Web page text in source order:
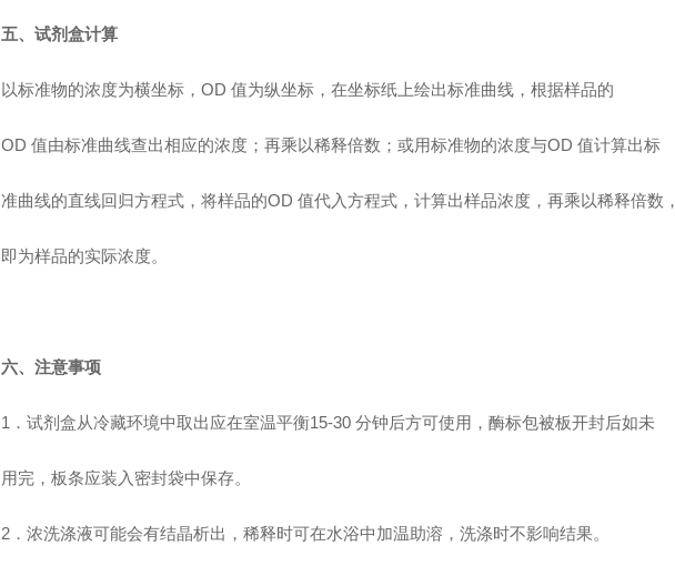
五、试剂盒计算
以标准物的浓度为横坐标，OD 值为纵坐标，在坐标纸上绘出标准曲线，根据样品的
OD 值由标准曲线查出相应的浓度；再乘以稀释倍数；或用标准物的浓度与OD 值计算出标
准曲线的直线回归方程式，将样品的OD 值代入方程式，计算出样品浓度，再乘以稀释倍数，
即为样品的实际浓度。
六、注意事项
1．试剂盒从冷藏环境中取出应在室温平衡15-30 分钟后方可使用，酶标包被板开封后如未
用完，板条应装入密封袋中保存。
2．浓洗涤液可能会有结晶析出，稀释时可在水浴中加温助溶，洗涤时不影响结果。